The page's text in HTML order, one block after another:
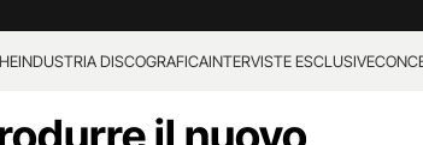
INDUSTRIA DISCOGRAFICAINTERVISTE ESCLUSIVE